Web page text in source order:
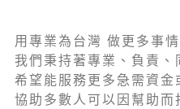
用專業為台灣 做更多事情
我們秉持著專業、負責、
希望能服務更多急需資金
協助多數人可以因幫助而